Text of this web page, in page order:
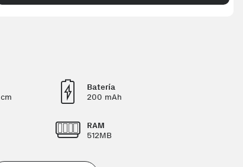
Batería
200 mAh
RAM
512MB